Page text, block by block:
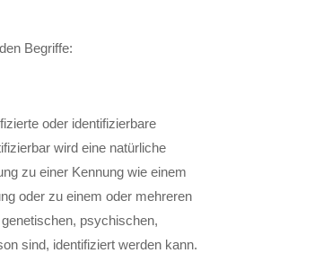
Begriffe:
oder identifizierbare
wird eine natürliche
zu einer Kennung wie einem
oder zu einem oder mehreren
psychischen,
sind, identifiziert werden kann.